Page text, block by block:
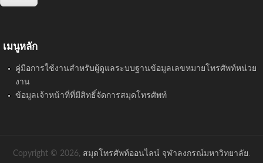
เมนูหลัก
คู่มือการใช้งานสำหรับผู้ดูแลระบบฐานข้อมูลเลขหมายโทรศัพท์หน่วย
งาน
ข้อมูลเจ้าหน้าที่ที่มีสิทธิ์จัดการสมุดโทรศัพท์
Copyright © 2026, สมุดโทรศัพท์ออนไลน์ จุฬาลงกรณ์มหาวิทยาลัย.